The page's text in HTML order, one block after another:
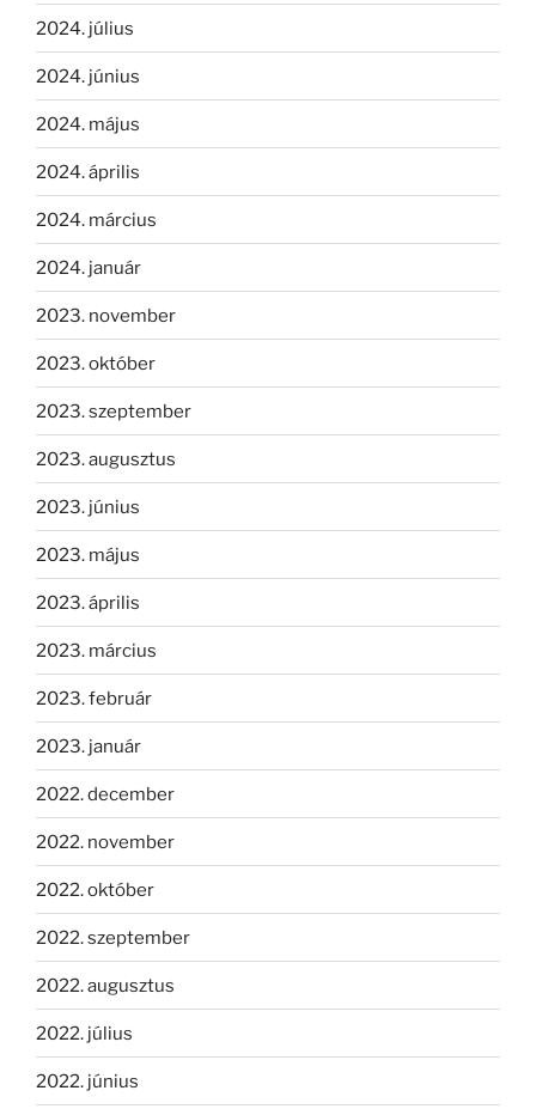
2024. július
2024. június
2024. május
2024. április
2024. március
2024. január
2023. november
2023. október
2023. szeptember
2023. augusztus
2023. június
2023. május
2023. április
2023. március
2023. február
2023. január
2022. december
2022. november
2022. október
2022. szeptember
2022. augusztus
2022. július
2022. június